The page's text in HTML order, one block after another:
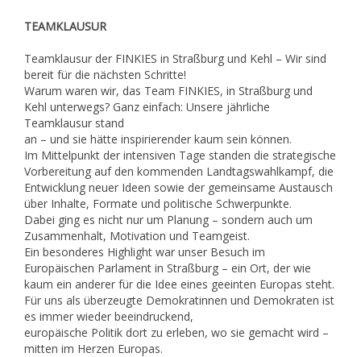
TEAMKLAUSUR
Teamklausur der FINKIES in Straßburg und Kehl – Wir sind
bereit für die nächsten Schritte!
Warum waren wir, das Team FINKIES, in Straßburg und
Kehl unterwegs? Ganz einfach: Unsere jährliche
Teamklausur stand
an – und sie hätte inspirierender kaum sein können.
Im Mittelpunkt der intensiven Tage standen die strategische
Vorbereitung auf den kommenden Landtagswahlkampf, die
Entwicklung neuer Ideen sowie der gemeinsame Austausch
über Inhalte, Formate und politische Schwerpunkte.
Dabei ging es nicht nur um Planung – sondern auch um
Zusammenhalt, Motivation und Teamgeist.
Ein besonderes Highlight war unser Besuch im
Europäischen Parlament in Straßburg – ein Ort, der wie
kaum ein anderer für die Idee eines geeinten Europas steht.
Für uns als überzeugte Demokratinnen und Demokraten ist
es immer wieder beeindruckend,
europäische Politik dort zu erleben, wo sie gemacht wird –
mitten im Herzen Europas.